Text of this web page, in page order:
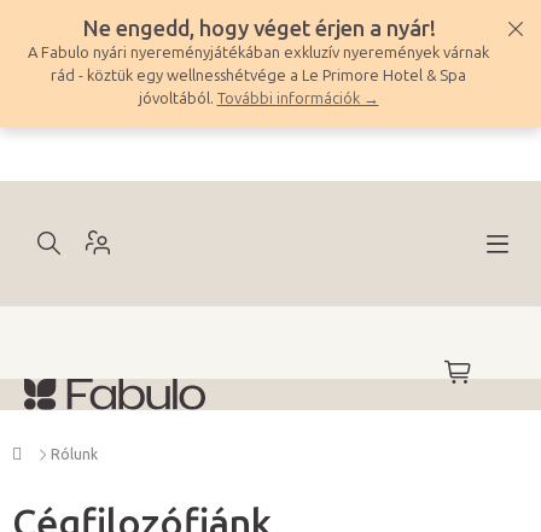
tartalomhoz
Ne engedd, hogy véget érjen a nyár!
A Fabulo nyári nyereményjátékában exkluzív nyeremények várnak
rád - köztük egy wellnesshétvége a Le Primore Hotel & Spa
jóvoltából. További információk →
KOSÁR
Kezdőlap
Rólunk